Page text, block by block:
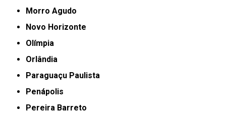
Morro Agudo
Novo Horizonte
Olímpia
Orlândia
Paraguaçu Paulista
Penápolis
Pereira Barreto